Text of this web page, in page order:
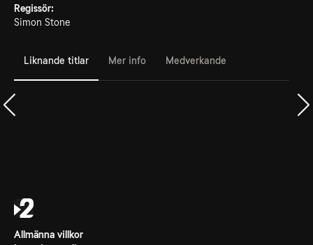
Regissör:
Simon Stone
Liknande titlar Mer info Medverkande
Allmänna villkor